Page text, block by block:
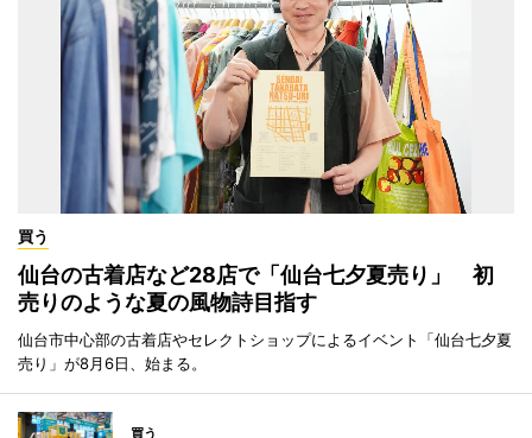
買う
仙台の古着店など28店で「仙台七夕夏売り」 初
売りのような夏の風物詩目指す
仙台市中心部の古着店やセレクトショップによるイベント「仙台七夕夏
売り」が8月6日、始まる。
買う